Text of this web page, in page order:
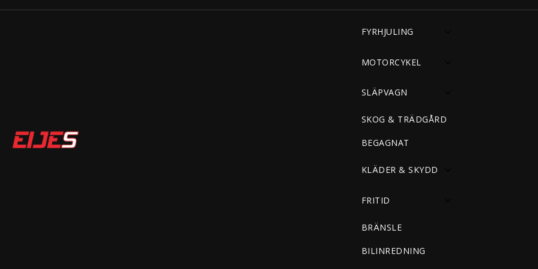
FYRHJULING
MOTORCYKEL
SLÄPVAGN
SKOG & TRÄDGÅRD
BEGAGNAT
KLÄDER & SKYDD
FRITID
BRÄNSLE
BILINREDNING